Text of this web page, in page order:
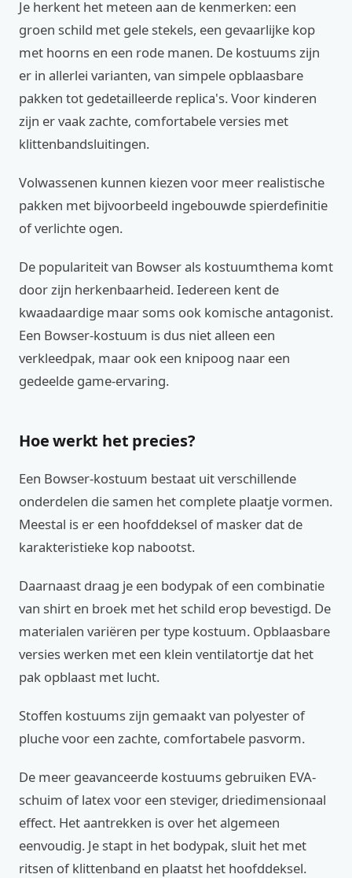
Je herkent het meteen aan de kenmerken: een
groen schild met gele stekels, een gevaarlijke kop
met hoorns en een rode manen. De kostuums zijn
er in allerlei varianten, van simpele opblaasbare
pakken tot gedetailleerde replica's. Voor kinderen
zijn er vaak zachte, comfortabele versies met
klittenbandsluitingen.
Volwassenen kunnen kiezen voor meer realistische
pakken met bijvoorbeeld ingebouwde spierdefinitie
of verlichte ogen.
De populariteit van Bowser als kostuumthema komt
door zijn herkenbaarheid. Iedereen kent de
kwaadaardige maar soms ook komische antagonist.
Een Bowser-kostuum is dus niet alleen een
verkleedpak, maar ook een knipoog naar een
gedeelde game-ervaring.
Hoe werkt het precies?
Een Bowser-kostuum bestaat uit verschillende
onderdelen die samen het complete plaatje vormen.
Meestal is er een hoofddeksel of masker dat de
karakteristieke kop nabootst.
Daarnaast draag je een bodypak of een combinatie
van shirt en broek met het schild erop bevestigd. De
materialen variëren per type kostuum. Opblaasbare
versies werken met een klein ventilatortje dat het
pak opblaast met lucht.
Stoffen kostuums zijn gemaakt van polyester of
pluche voor een zachte, comfortabele pasvorm.
De meer geavanceerde kostuums gebruiken EVA-
schuim of latex voor een steviger, driedimensionaal
effect. Het aantrekken is over het algemeen
eenvoudig. Je stapt in het bodypak, sluit het met
ritsen of klittenband en plaatst het hoofddeksel.